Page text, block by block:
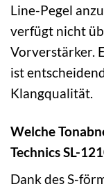
Line-Pegel
verfügt nicht
Vorverstärker.
ist
Klangqualität.
Welche
Technics SL-
Dank des S-